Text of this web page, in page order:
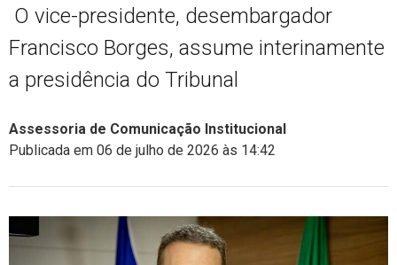
O vice-presidente, desembargador
Francisco Borges, assume interinamente
a presidência do Tribunal
Assessoria de Comunicação Institucional
Publicada em 06 de julho de 2026 às 14:42